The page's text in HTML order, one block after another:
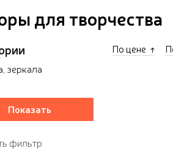
для творчества
зеркала
По цене